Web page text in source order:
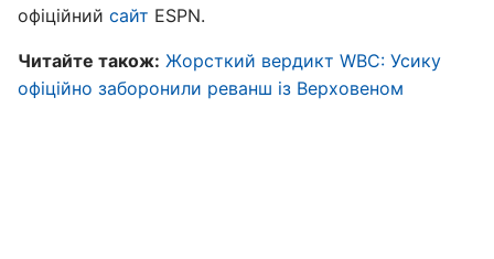
офіційний сайт ESPN.
Читайте також: Жорсткий вердикт WBC: Усику
офіційно заборонили реванш із Верховеном